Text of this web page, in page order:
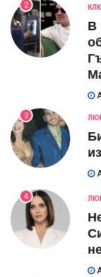
2
В
3
4